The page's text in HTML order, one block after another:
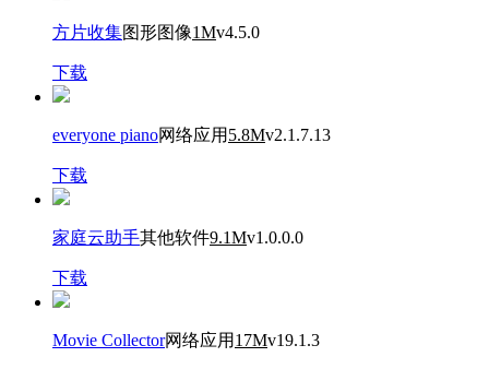
方片收集图形图像1Mv4.5.0
下载
everyone piano网络应用 5.8Mv2.1.7.13
下载
家庭云助手其他软件9.1Mv1.0.0.0
下载
Movie Collector网络应用 17Mv19.1.3